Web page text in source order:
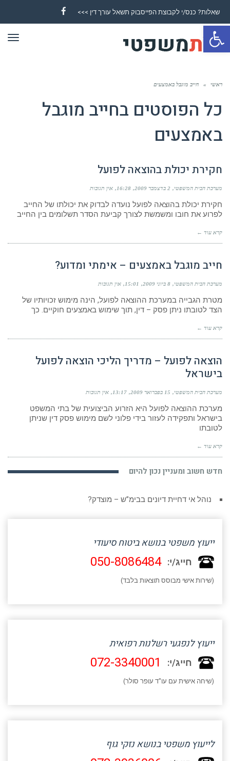
פתח סרגל נגישות
שאלות? כנס/י לקבוצת הפייסבוק תשאל עורך דין >>>
Facebook
ראשי » חייב מוגבל באמצעים
כל הפוסטים בחייב מוגבל
באמצעים
חקירת יכולת בהוצאה לפועל
מערכת הבית המשפטי 2 בדצמבר 2009 16:28 אין תגובות
חקירת יכולת בהוצאה לפועל נועדה לבדוק את יכולתו של החייב
לפרוע את חובו ומשמשת לצורך קביעת הסדר תשלומים בין החייב
קרא עוד ←
חייב מוגבל באמצעים – אימתי ומדוע?
מערכת הבית המשפטי 8 ביוני 2009 15:01 אין תגובות
מטרת הגבייה במערכת ההוצאה לפועל, הינה מימוש זכויותיו של
הצד לטובתו ניתן פסק – דין, תוך שימוש באמצעים חוקיים. כך
קרא עוד ←
הוצאה לפועל – מדריך הליכי הוצאה לפועל
בישראל
מערכת הבית המשפטי 15 בפברואר 2009 13:17 אין תגובות
מערכת ההוצאה לפועל היא הזרוע הביצועית של בתי המשפט
בישראל ותפקידה לעזור בידי פלוני לשם מימוש פסק דין שניתן
לטובתו
קרא עוד ←
חדש חשוב ומעניין נכון להיום
נוהל אי דחיית דיונים בבימ”ש – מוצדק?
ייעוץ משפטי בנושא ביטוח סיעודי
חייג/י: 050-8086484
(שירות אישי מבוסס תוצאות בלבד)
ייעוץ לנפגעי רשלנות רפואית
חייג/י: 072-3340001
(שיחה אישית עם עו"ד עופר סולר)
לייעוץ משפטי בנושא נזקי גוף